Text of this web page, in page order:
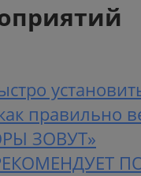
правильно
ЗОВУТ»
РЕКОМЕНДУЕТ